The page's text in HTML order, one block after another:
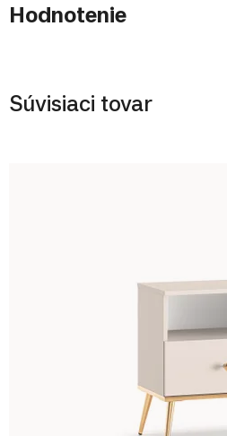
Hodnotenie
Súvisiaci tovar